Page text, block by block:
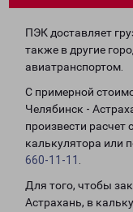
ПЭК доставляет
также в другие
авиатранспортом.
С примерной
Челябинск -
произвести
калькулятора или
660-11-11
Для того, чтобы
Астрахань, в